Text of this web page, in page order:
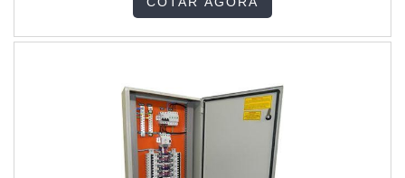
Industriais o cliente obterá assertividade e diversas opções
QUADRO GERAL DE BAIXA TENSÃO QGBTA Jumper
qualidade onde são realizadas as atividades e equipamentos
de última geração, tudo isso para oferecer quadro geral de
baixa tensão qgbt com precisão.Há muitas maneiras
eficientes de uma companhia demonstrar competência,
excelência e destaque em sua área de atuação. A Jumper